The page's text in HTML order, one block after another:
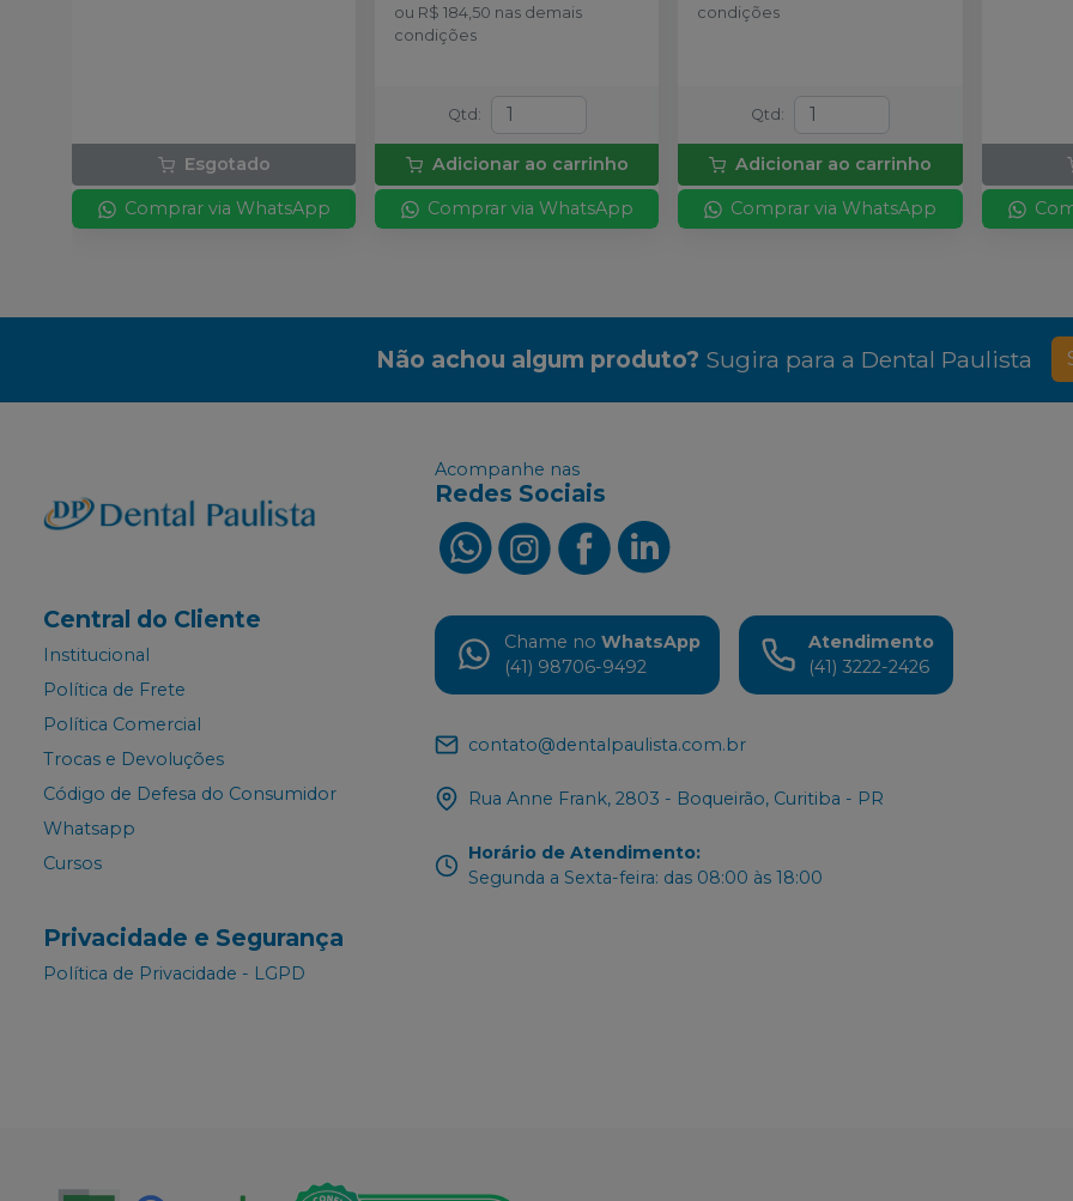
Esgotado
Comprar via WhatsApp
ou R$ 184,50 nas demais
condições
Qtd :
Adicionar ao carrinho
Comprar via WhatsApp
condições
Qtd :
Adicionar ao carrinho
Comprar via WhatsApp
Não achou algum produto? Sugira para a Dental Paulista
Central do Cliente
Institucional
Política de Frete
Política Comercial
Trocas e Devoluções
Código de Defesa do Consumidor
Whatsapp
Cursos
Privacidade e Segurança
Política de Privacidade - LGPD
Acompanhe nas
Redes Sociais
Chame no WhatsApp
(41) 98706-9492
Atendimento
(41) 3222-2426
contato@dentalpaulista.com.br
Rua Anne Frank, 2803 - Boqueirão, Curitiba - PR
Horário de Atendimento:
Segunda a Sexta-feira: das 08:00 às 18:00